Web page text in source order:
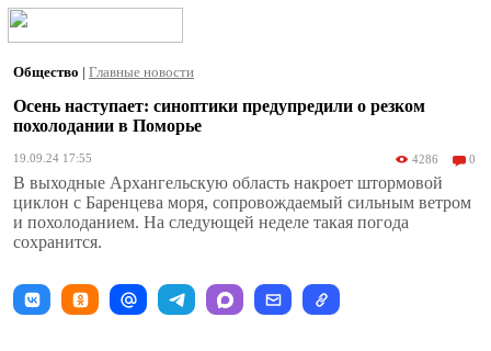
Общество | Главные новости
Осень наступает: синоптики предупредили о резком
похолодании в Поморье
19.09.24 17:55 4286 0
В выходные Архангельскую область накроет штормовой
циклон с Баренцева моря, сопровождаемый сильным ветром
и похолоданием. На следующей неделе такая погода
сохранится.